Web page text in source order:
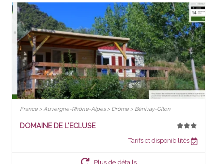
France > Auvergne-Rhône-Alpes > Drôme > Bénivay-Ollon
DOMAINE DE L'ECLUSE
Tarifs et disponibilités
Plus de détails